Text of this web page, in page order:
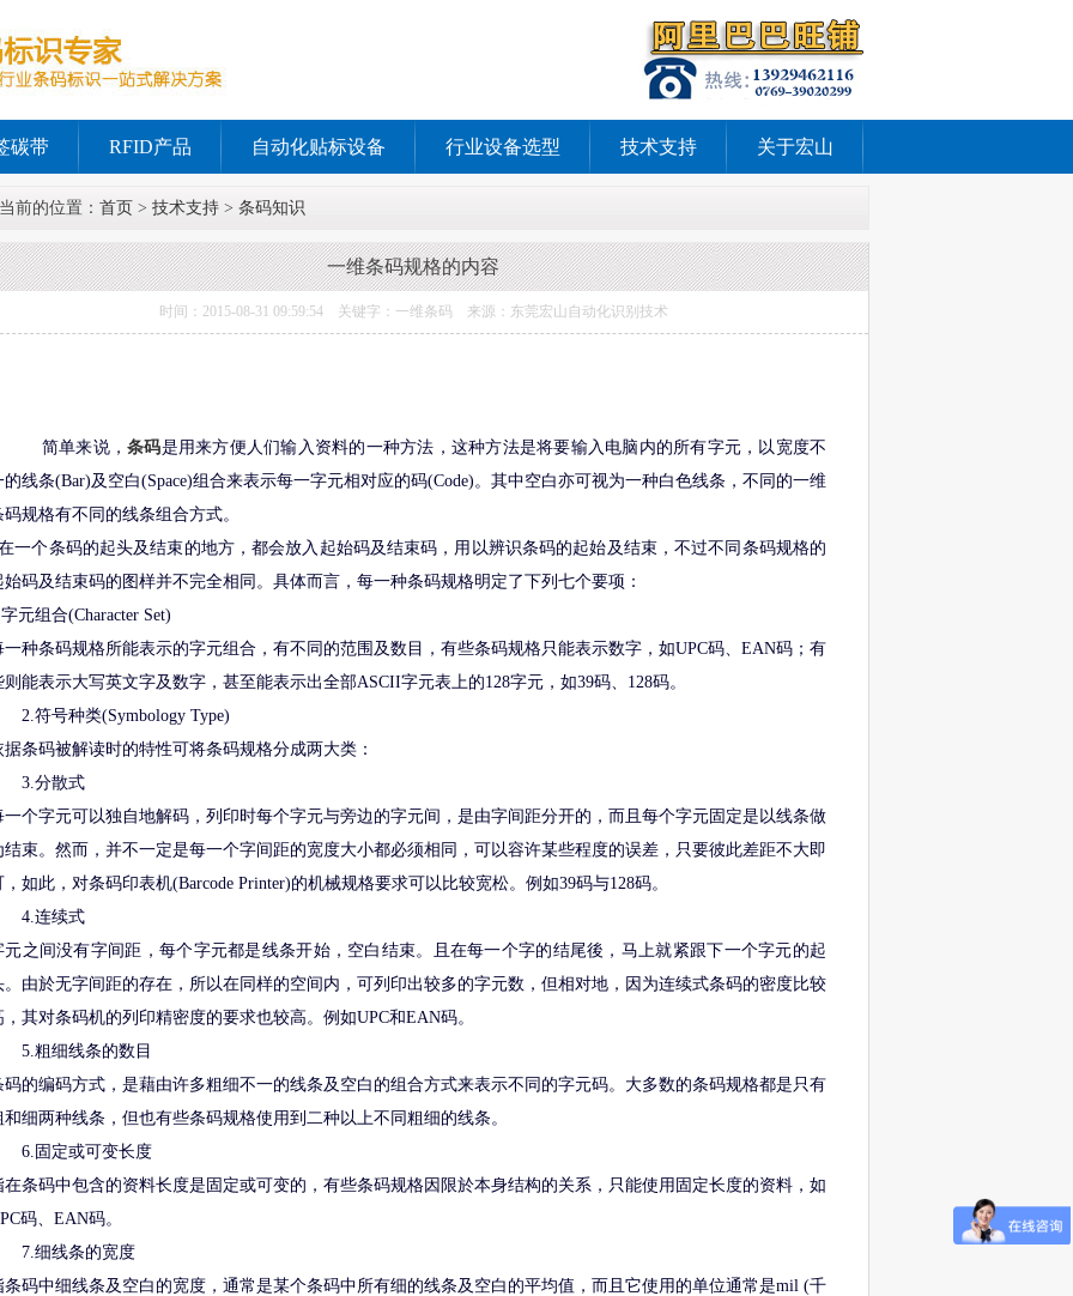
碳带 RFID产品 自动化贴标设备 行业设备选型 技术支持 关于宏山
前的位置： 首页 > 技术支持 > 条码知识
一维条码规格的内容
时间：2015-08-31 09:59:54 关键字：一维条码 来源：东莞宏山自动化识别技术
简单来说，条码是用来方便人们输入资料的一种方法，这种方法是将要输入电脑内的所有字元，以宽度不
的线条(Bar)及空白(Space)组合来表示每一字元相对应的码(Code)。其中空白亦可视为一种白色线条，不同的一维
码规格有不同的线条组合方式。
一个条码的起头及结束的地方，都会放入起始码及结束码，用以辨识条码的起始及结束，不过不同条码规格的
始码及结束码的图样并不完全相同。具体而言，每一种条码规格明定了下列七个要项：
元组合(Character Set)
一种条码规格所能表示的字元组合，有不同的范围及数目，有些条码规格只能表示数字，如UPC码、EAN码；有
则能表示大写英文字及数字，甚至能表示出全部ASCII字元表上的128字元，如39码、128码。
2.符号种类(Symbology Type)
据条码被解读时的特性可将条码规格分成两大类：
3.分散式
一个字元可以独自地解码，列印时每个字元与旁边的字元间，是由字间距分开的，而且每个字元固定是以线条做
结束。然而，并不一定是每一个字间距的宽度大小都必须相同，可以容许某些程度的误差，只要彼此差距不大即
，如此，对条码印表机(Barcode Printer)的机械规格要求可以比较宽松。例如39码与128码。
4.连续式
元之间没有字间距，每个字元都是线条开始，空白结束。且在每一个字的结尾後，马上就紧跟下一个字元的起
。由於无字间距的存在，所以在同样的空间内，可列印出较多的字元数，但相对地，因为连续式条码的密度比较
，其对条码机的列印精密度的要求也较高。例如UPC和EAN码。
5.粗细线条的数目
码的编码方式，是藉由许多粗细不一的线条及空白的组合方式来表示不同的字元码。大多数的条码规格都是只有
和细两种线条，但也有些条码规格使用到二种以上不同粗细的线条。
6.固定或可变长度
在条码中包含的资料长度是固定或可变的，有些条码规格因限於本身结构的关系，只能使用固定长度的资料，如
码、EAN码。
7.细线条的宽度
条码中细线条及空白的宽度，通常是某个条码中所有细的线条及空白的平均值，而且它使用的单位通常是mil (千